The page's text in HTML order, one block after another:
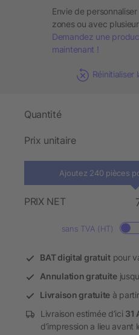
Envie de
zones ou avec
Demandez une
maintenant !
Réinitialiser
Quantité
Prix unitaire
Ajoutez 240 pièces
PRIX NET
sans TVA (HT)
BAT digital gratuitpour
Annulation gratuite
Livraison gratuite à
Livraison estimée d’ici 31
d’impression a lieu avant